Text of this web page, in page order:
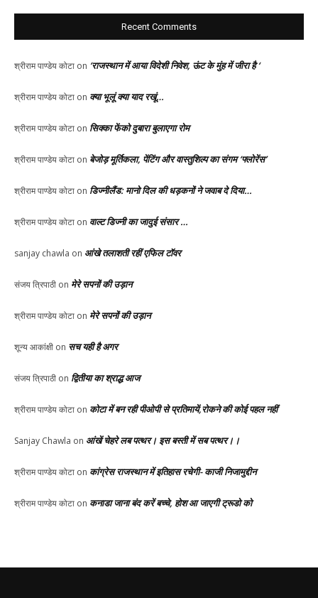
Recent Comments
श्रीराम पाण्डेय कोटा on ‘राजस्थान में आया विदेशी निवेश, ऊंट के मुंह में जीरा है ‘
श्रीराम पाण्डेय कोटा on क्या भूलूं क्या याद रखूं…
श्रीराम पाण्डेय कोटा on सिक्का फेंको दुबारा बुलाएगा रोम
श्रीराम पाण्डेय कोटा on बेजोड़ मूर्तिकला, पेंटिंग और वास्तुशिल्प का संगम ‘फ्लोरेंस’
श्रीराम पाण्डेय कोटा on डिज्नीलैंड: मानो दिल की धड़कनों ने जवाब दे दिया…
श्रीराम पाण्डेय कोटा on वाल्ट डिज्नी का जादुई संसार …
sanjay chawla on आंखे तलाशती रहीं एफिल टॉवर
संजय त्रिपाठी on मेरे सपनों की उड़ान
श्रीराम पाण्डेय कोटा on मेरे सपनों की उड़ान
शून्य आकांक्षी on सच यही है अगर
संजय त्रिपाठी on द्वितीया का श्राद्ध आज
श्रीराम पाण्डेय कोटा on कोटा में बन रही पीओपी से प्रतिमायें,रोकने की कोई पहल नहीं
Sanjay Chawla on आंखें चेहरे लब पत्थर। इस बस्ती में सब पत्थर।।
श्रीराम पाण्डेय कोटा on कांग्रेस राजस्थान में इतिहास रचेगी- काजी निजामुद्दीन
श्रीराम पाण्डेय कोटा on कनाडा जाना बंद करें बच्चे, होश आ जाएगी ट्रूडो को